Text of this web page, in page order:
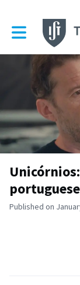
Toggle main
Published on